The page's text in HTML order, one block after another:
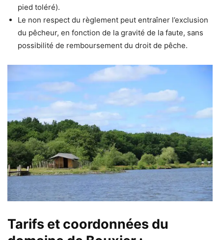
pied toléré).
Le non respect du règlement peut entraîner l’exclusion
du pêcheur, en fonction de la gravité de la faute, sans
possibilité de remboursement du droit de pêche.
Tarifs et coordonnées du